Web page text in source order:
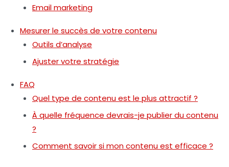
Email marketing
Mesurer le succès de votre contenu
Outils d’analyse
Ajuster votre stratégie
FAQ
Quel type de contenu est le plus attractif ?
À quelle fréquence devrais-je publier du contenu
?
Comment savoir si mon contenu est efficace ?